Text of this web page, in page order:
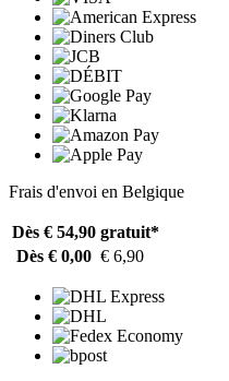
Frais d'envoi en Belgique
Dès € 54,90 gratuit*
Dès € 0,00 € 6,90